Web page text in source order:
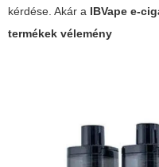
kérdése. Akár a IBVape e-
termékek vélemény